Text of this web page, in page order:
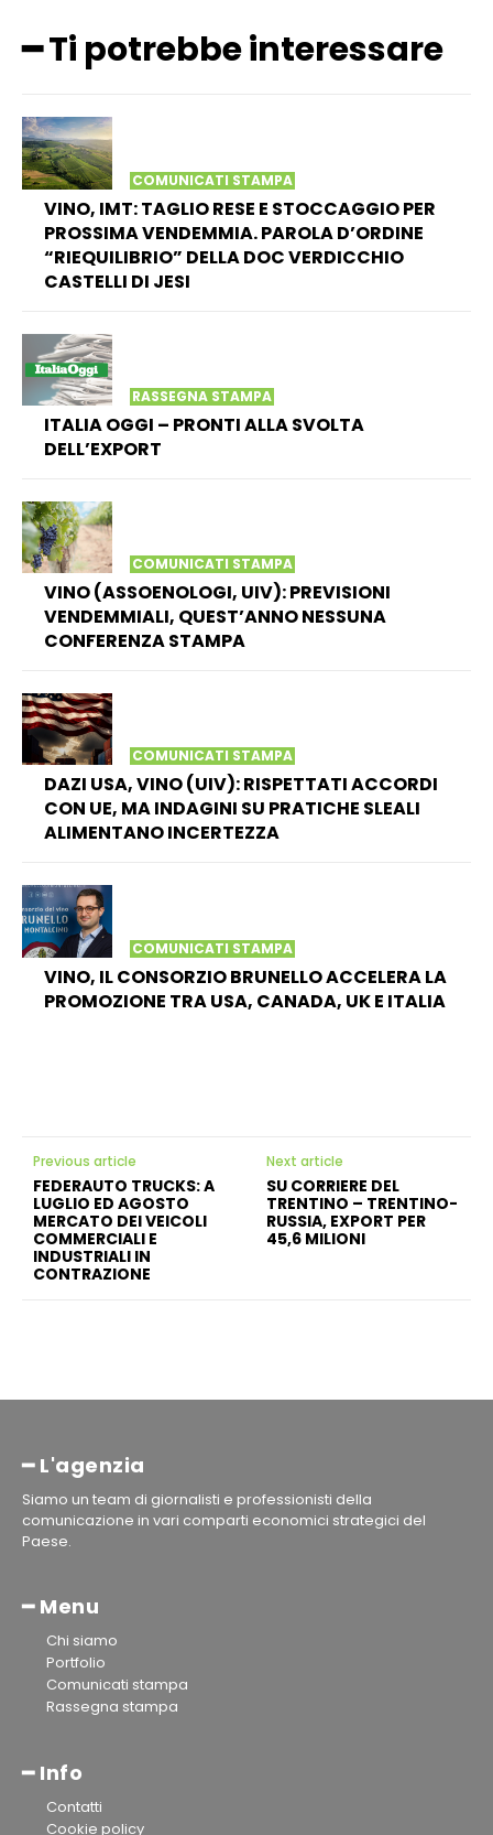
━ Ti potrebbe interessare
COMUNICATI STAMPA
VINO, IMT: TAGLIO RESE E STOCCAGGIO PER
PROSSIMA VENDEMMIA. PAROLA D’ORDINE
“RIEQUILIBRIO” DELLA DOC VERDICCHIO
CASTELLI DI JESI
RASSEGNA STAMPA
ITALIA OGGI – PRONTI ALLA SVOLTA
DELL’EXPORT
COMUNICATI STAMPA
VINO (ASSOENOLOGI, UIV): PREVISIONI
VENDEMMIALI, QUEST’ANNO NESSUNA
CONFERENZA STAMPA
COMUNICATI STAMPA
DAZI USA, VINO (UIV): RISPETTATI ACCORDI
CON UE, MA INDAGINI SU PRATICHE SLEALI
ALIMENTANO INCERTEZZA
COMUNICATI STAMPA
VINO, IL CONSORZIO BRUNELLO ACCELERA LA
PROMOZIONE TRA USA, CANADA, UK E ITALIA
Previous article
FEDERAUTO TRUCKS: A
LUGLIO ED AGOSTO
MERCATO DEI VEICOLI
COMMERCIALI E
INDUSTRIALI IN
CONTRAZIONE
Next article
SU CORRIERE DEL
TRENTINO – TRENTINO-
RUSSIA, EXPORT PER
45,6 MILIONI
━ L'agenzia
Siamo un team di giornalisti e professionisti della
comunicazione in vari comparti economici strategici del
Paese.
━ Menu
Chi siamo
Portfolio
Comunicati stampa
Rassegna stampa
━ Info
Contatti
Cookie policy